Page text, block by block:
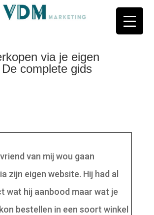
via je eigen
complete gids
van mij wou gaan
zijn eigen website. Hij had al
wat hij aanbood maar wat je
bestellen in een soort winkel